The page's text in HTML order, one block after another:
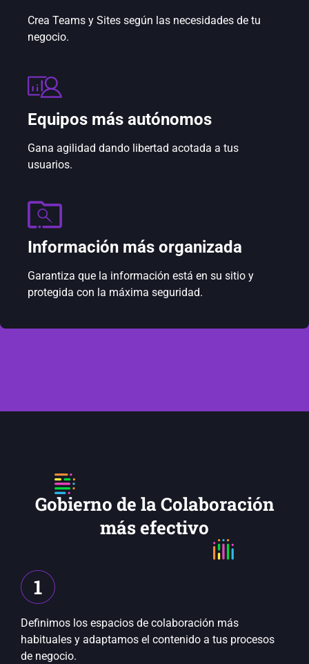
Crea Teams y Sites según las necesidades de tu
negocio.
Equipos más autónomos
Gana agilidad dando libertad acotada a tus
usuarios.
Información más organizada
Garantiza que la información está en su sitio y
protegida con la máxima seguridad.
Gobierno de la Colaboración
más efectivo
1
Definimos los espacios de colaboración más
habituales y adaptamos el contenido a tus procesos
de negocio.